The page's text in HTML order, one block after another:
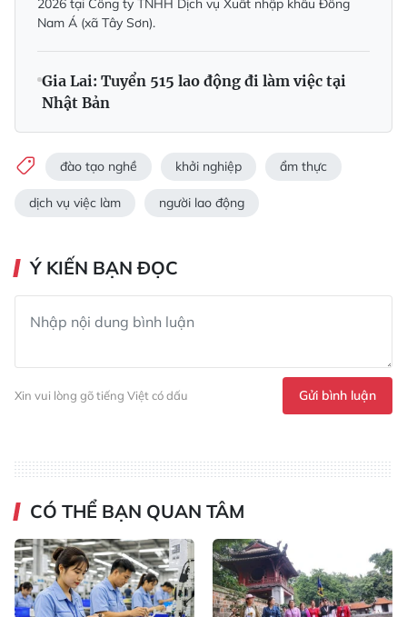
Nam Á (xã Tây Sơn).
Gia Lai: Tuyển 515 lao động đi làm việc tại
Nhật Bản
đào tạo nghề khởi nghiệp ẩm thực
dịch vụ việc làm người lao động
Ý KIẾN BẠN ĐỌC
Xin vui lòng gõ tiếng Việt có dấu Gửi bình luận
CÓ THỂ BẠN QUAN TÂM